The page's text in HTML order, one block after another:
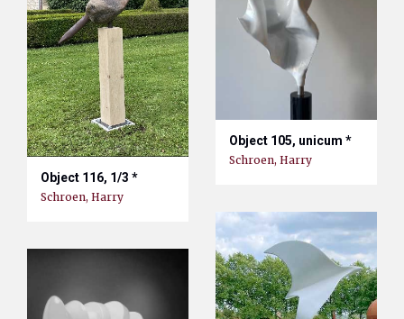
Object 116, 1/3 *
Schroen, Harry
Object 105, unicum *
Schroen, Harry